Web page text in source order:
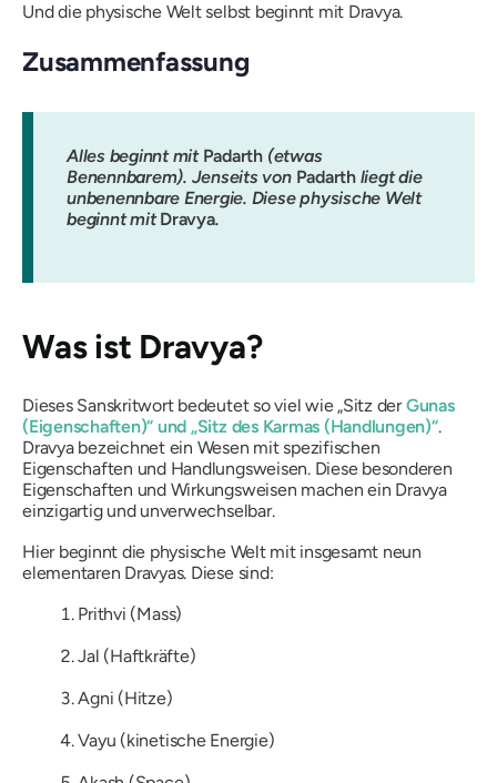
Und die physische Welt selbst beginnt mit Dravya.
Zusammenfassung
Alles beginnt mit Padarth (etwas
Benennbarem). Jenseits von Padarthliegt die
unbenennbare Energie. Diese physische Welt
beginnt mitDravya.
Was ist Dravya?
Dieses Sanskritwort bedeutet so viel wie „Sitz derGunas
(Eigenschaften)“ und „Sitz des Karmas (Handlungen)“.
Dravyabezeichnet ein Wesen mit spezifischen
Eigenschaften und Handlungsweisen. Diese besonderen
Eigenschaften und Wirkungsweisen machen ein Dravya
einzigartig und unverwechselbar.
Hier beginnt die physische Welt mit insgesamt neun
elementaren Dravyas. Diese sind:
Prithvi (Mass)
Jal (Haftkräfte)
Agni (Hitze)
Vayu (kinetische Energie)